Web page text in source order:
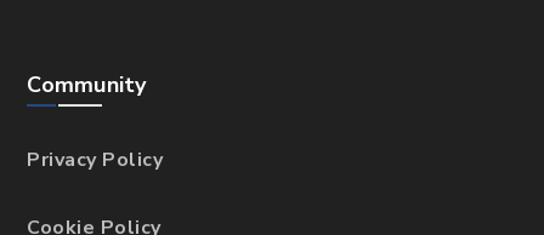
Community
Privacy Policy
Cookie Policy